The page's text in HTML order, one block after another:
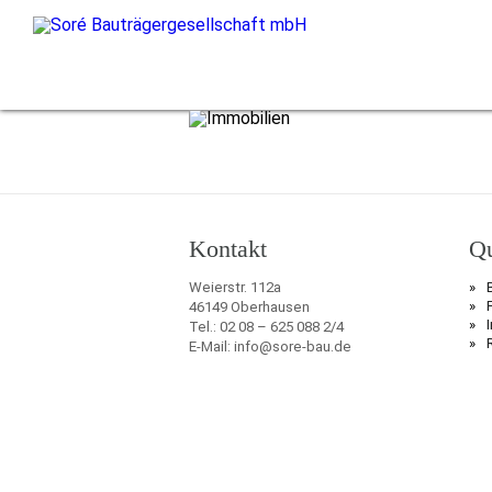
Kontakt
Weierstr. 112a
46149 Oberhausen
Tel.: 02 08 – 625 088 2/4
E-Mail: info@sore-bau.de